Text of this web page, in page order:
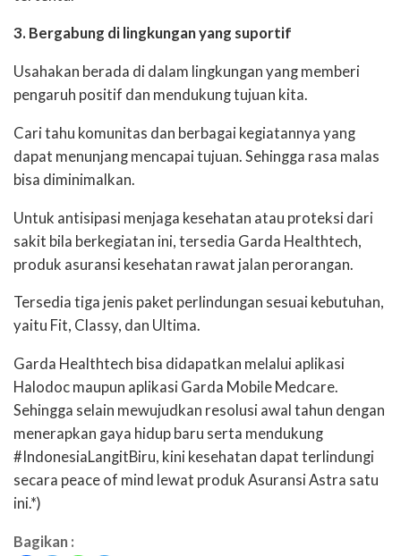
3. Bergabung di lingkungan yang suportif
Usahakan berada di dalam lingkungan yang memberi
pengaruh positif dan mendukung tujuan kita.
Cari tahu komunitas dan berbagai kegiatannya yang
dapat menunjang mencapai tujuan. Sehingga rasa malas
bisa diminimalkan.
Untuk antisipasi menjaga kesehatan atau proteksi dari
sakit bila berkegiatan ini, tersedia Garda Healthtech,
produk asuransi kesehatan rawat jalan perorangan.
Tersedia tiga jenis paket perlindungan sesuai kebutuhan,
yaitu Fit, Classy, dan Ultima.
Garda Healthtech bisa didapatkan melalui aplikasi
Halodoc maupun aplikasi Garda Mobile Medcare.
Sehingga selain mewujudkan resolusi awal tahun dengan
menerapkan gaya hidup baru serta mendukung
#IndonesiaLangitBiru, kini kesehatan dapat terlindungi
secara peace of mind lewat produk Asuransi Astra satu
ini.*)
Bagikan :